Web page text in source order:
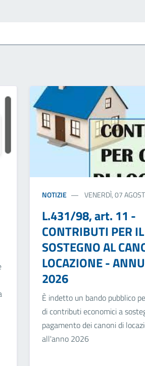
NOTIZIE VENERDÌ, 07
L.431/98, art. 11 -
CONTRIBUTI PER IL
SOSTEGNO AL
LOCAZIONE -
2026
È indetto un bando pubblico
di contributi economici a
pagamento dei canoni di
all'anno 2026